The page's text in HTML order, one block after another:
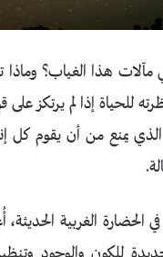
هذا الغياب؟
للحياة إذا لم يرتكز
الذي يمنع من أن يقوم
الغربية الحديثة،